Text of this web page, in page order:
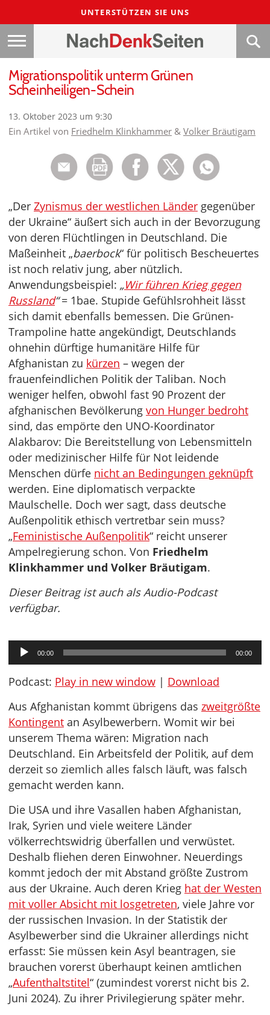
UNTERSTÜTZEN SIE UNS
Migrationspolitik unterm Grünen
Scheinheiligen-Schein
13. Oktober 2023 um 9:30
Ein Artikel von Friedhelm Klinkhammer & Volker Bräutigam
„Der Zynismus der westlichen Länder gegenüber
der Ukraine“ äußert sich auch in der Bevorzugung
von deren Flüchtlingen in Deutschland. Die
Maßeinheit „baerbock“ für politisch Bescheuertes
ist noch relativ jung, aber nützlich.
Anwendungsbeispiel: „Wir führen Krieg gegen
Russland“= 1bae. Stupide Gefühlsrohheit lässt
sich damit ebenfalls bemessen. Die Grünen-
Trampoline hatte angekündigt, Deutschlands
ohnehin dürftige humanitäre Hilfe für
Afghanistan zu kürzen – wegen der
frauenfeindlichen Politik der Taliban. Noch
weniger helfen, obwohl fast 90 Prozent der
afghanischen Bevölkerung von Hunger bedroht
sind, das empörte den UNO-Koordinator
Alakbarov: Die Bereitstellung von Lebensmitteln
oder medizinischer Hilfe für Not leidende
Menschen dürfe nicht an Bedingungen geknüpft
werden. Eine diplomatisch verpackte
Maulschelle. Doch wer sagt, dass deutsche
Außenpolitik ethisch vertretbar sein muss?
„Feministische Außenpolitik“ reicht unserer
Ampelregierung schon. Von Friedhelm
Klinkhammer und Volker Bräutigam.
Dieser Beitrag ist auch als Audio-Podcast
verfügbar.
Audio-
Player
00:00 00:00
Podcast: Play in new window | Download
Aus Afghanistan kommt übrigens das zweitgrößte
Kontingent an Asylbewerbern. Womit wir bei
unserem Thema wären: Migration nach
Deutschland. Ein Arbeitsfeld der Politik, auf dem
derzeit so ziemlich alles falsch läuft, was falsch
gemacht werden kann.
Die USA und ihre Vasallen haben Afghanistan,
Irak, Syrien und viele weitere Länder
völkerrechtswidrig überfallen und verwüstet.
Deshalb fliehen deren Einwohner. Neuerdings
kommt jedoch der mit Abstand größte Zustrom
aus der Ukraine. Auch deren Krieg hat der Westen
mit voller Absicht mit losgetreten, viele Jahre vor
der russischen Invasion. In der Statistik der
Asylbewerber sind die Ukrainer allerdings nicht
erfasst: Sie müssen kein Asyl beantragen, sie
brauchen vorerst überhaupt keinen amtlichen
„Aufenthaltstitel“ (zumindest vorerst nicht bis 2.
Juni 2024). Zu ihrer Privilegierung später mehr.